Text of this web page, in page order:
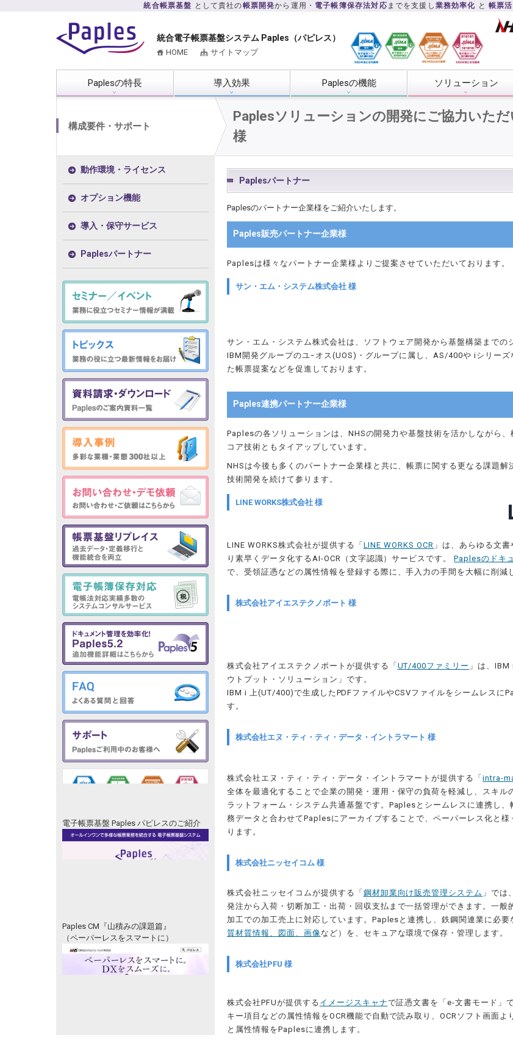
統合帳票基盤 として貴社の帳票開発から運用・ 電子帳簿保存法対応 までを支援し 業務効率化 と帳票活
統合電子帳票基盤システム Paples（パピレス）
HOME サイトマップ
Paplesの特長 導入効果 Paplesの機能 ソリューション
Paplesソリューションの開発にご協力いた
様
Paplesパートナー
Paplesのパートナー企業様をご紹介いたします。
Paples販売パートナー企業様
Paplesは様々なパートナー企業様よりご提案させていただいております。
サン・エム・システム株式会社 様
サン・エム・システム株式会社は、ソフトウェア開発から基盤構築までの
IBM開発グループのユｰオス(UOS)・グループに属し、AS/400や iシリー
た帳票提案などを促進しております。
Paples連携パートナー企業様
Paplesの各ソリューションは、NHSの開発力や基盤技術を活かしながら
コア技術ともタイアップしています。
NHSは今後も多くのパートナー企業様と共に、帳票に関する更なる課題解
技術開発を続けて参ります。
LINE WORKS株式会社 様
LINE WORKS株式会社が提供する「 LINE WORKS OCR 」は、あらゆる文
り素早くデータ化するAI-OCR（文字認識）サービスです。Paplesのドキ
で、受領証憑などの属性情報を登録する際に、手入力の手間を大幅に削減
株式会社アイエステクノポート 様
株式会社アイエステクノポートが提供する「 UT/400ファミリー 」は、
ウトプット・ソリューション」です。
IBM i 上(UT/400)で生成したPDFファイルやCSVファイルをシームレスに
す。
株式会社エヌ・ティ・ティ・データ・イントラマート 様
株式会社エヌ・ティ・ティ・データ・イントラマートが提供する「intra-
全体を最適化することで企業の開発・運用・保守の負荷を軽減し、スキル
ラットフォーム・システム共通基盤です。Paplesとシームレスに連携し
務データと合わせてPaplesにアーカイブすることで、ペーパーレス化と
ります。
株式会社ニッセイコム 様
株式会社ニッセイコムが提供する「 鋼材卸業向け販売管理システム 」では
発注から入荷・切断加工・出荷・回収支払まで一括管理ができます。一般
加工での加工売上に対応しています。Paplesと連携し、鉄鋼関連業に必要
質材質情報、図面、画像など）を、セキュアな環境で保存・管理します。
株式会社PFU 様
株式会社PFUが提供する イメージスキャナで証憑文書を「e-文書モード」
キー項目などの属性情報をOCR機能で自動で読み取り、OCRソフト画面よ
と属性情報をPaplesに連携します。
構成要件・サポート
動作環境・ライセンス
オプション機能
導入・保守サービス
Paplesパートナー
電子帳票基盤 Paples パピレスのご紹介
Paples CM『山積みの課題篇』
（ペーパーレスをスマートに）